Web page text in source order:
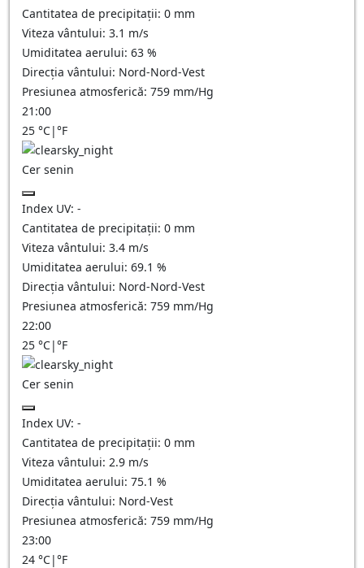
Cantitatea de precipitații: 0 mm
Viteza vântului: 3.1 m/s
Umiditatea aerului: 63 %
Direcția vântului: Nord-Nord-Vest
Presiunea atmosferică: 759 mm/Hg
21:00
25 °C|°F
Cer senin
Index UV: -
Cantitatea de precipitații: 0 mm
Viteza vântului: 3.4 m/s
Umiditatea aerului: 69.1 %
Direcția vântului: Nord-Nord-Vest
Presiunea atmosferică: 759 mm/Hg
22:00
25 °C|°F
Cer senin
Index UV: -
Cantitatea de precipitații: 0 mm
Viteza vântului: 2.9 m/s
Umiditatea aerului: 75.1 %
Direcția vântului: Nord-Vest
Presiunea atmosferică: 759 mm/Hg
23:00
24 °C|°F